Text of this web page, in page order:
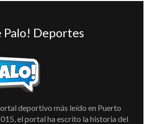
Palo! Deportes
deportivo más leído en Puerto
el portal ha escrito la historia del